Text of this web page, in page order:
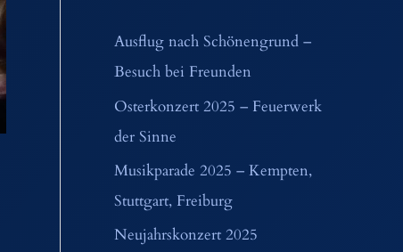
Ausflug nach Schönengrund –
Besuch bei Freunden
Osterkonzert 2025 – Feuerwerk
der Sinne
Musikparade 2025 – Kempten,
Stuttgart, Freiburg
Neujahrskonzert 2025